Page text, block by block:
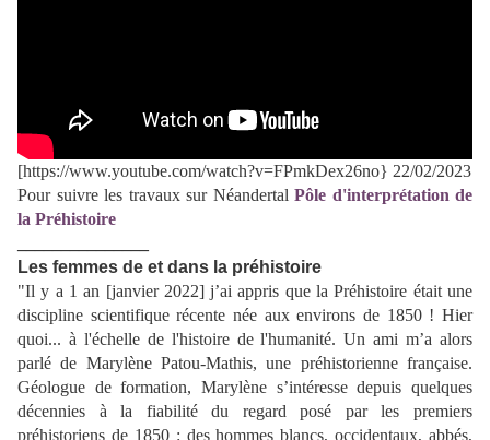
[https://www.youtube.com/watch?v=FPmkDex26no} 22/02/2023
Pour suivre les travaux sur Néandertal Pôle d'interprétation de
la Préhistoire
Les femmes de et dans la préhistoire
"Il y a 1 an [janvier 2022] j’ai appris que la Préhistoire était une
discipline scientifique récente née aux environs de 1850 ! Hier
quoi... à l'échelle de l'histoire de l'humanité. Un ami m’a alors
parlé de Marylène Patou-Mathis, une préhistorienne française.
Géologue de formation, Marylène s’intéresse depuis quelques
décennies à la fiabilité du regard posé par les premiers
préhistoriens de 1850 : des hommes blancs, occidentaux, abbés,